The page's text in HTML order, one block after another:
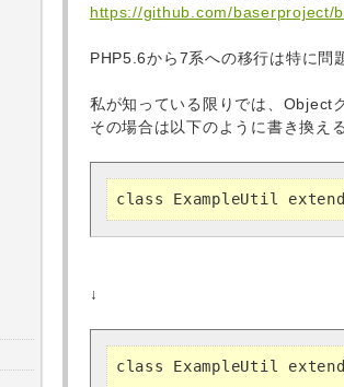
https://github.com/baserproject/
PHP5.6から7系への移行は特に問
私が知っている限りでは、Object
その場合は以下のように書き換え
class ExampleUtil
↓
class ExampleUtil